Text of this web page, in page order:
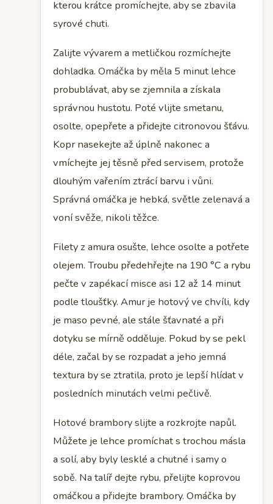
kterou krátce promíchejte, aby se zbavila
syrové chuti.
Zalijte vývarem a metličkou rozmíchejte
dohladka. Omáčka by měla 5 minut lehce
probublávat, aby se zjemnila a získala
správnou hustotu. Poté vlijte smetanu,
osolte, opepřete a přidejte citronovou šťávu.
Kopr nasekejte až úplně nakonec a
vmíchejte jej těsně před servisem, protože
dlouhým vařením ztrácí barvu i vůni.
Správná omáčka je hebká, světle zelenavá a
voní svěže, nikoli těžce.
Filety z amura osušte, lehce osolte a potřete
olejem. Troubu předehřejte na 190 °C a rybu
pečte v zapékací misce asi 12 až 14 minut
podle tloušťky. Amur je hotový ve chvíli, kdy
je maso pevné, ale stále šťavnaté a při
dotyku se mírně odděluje. Pokud by se pekl
déle, začal by se rozpadat a jeho jemná
textura by se ztratila, proto je lepší hlídat v
posledních minutách velmi pečlivě.
Hotové brambory slijte a rozkrojte napůl.
Můžete je lehce promíchat s trochou másla
a solí, aby byly lesklé a chutné i samy o
sobě. Na talíř dejte rybu, přelijte koprovou
omáčkou a přidejte brambory. Omáčka by